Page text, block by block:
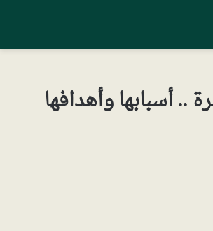
.. أسبابها وأهدافها